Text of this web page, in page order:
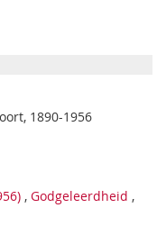
1890-1956
, Godgeleerdheid ,